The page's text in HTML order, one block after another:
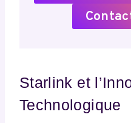
Starlink et
Technologique